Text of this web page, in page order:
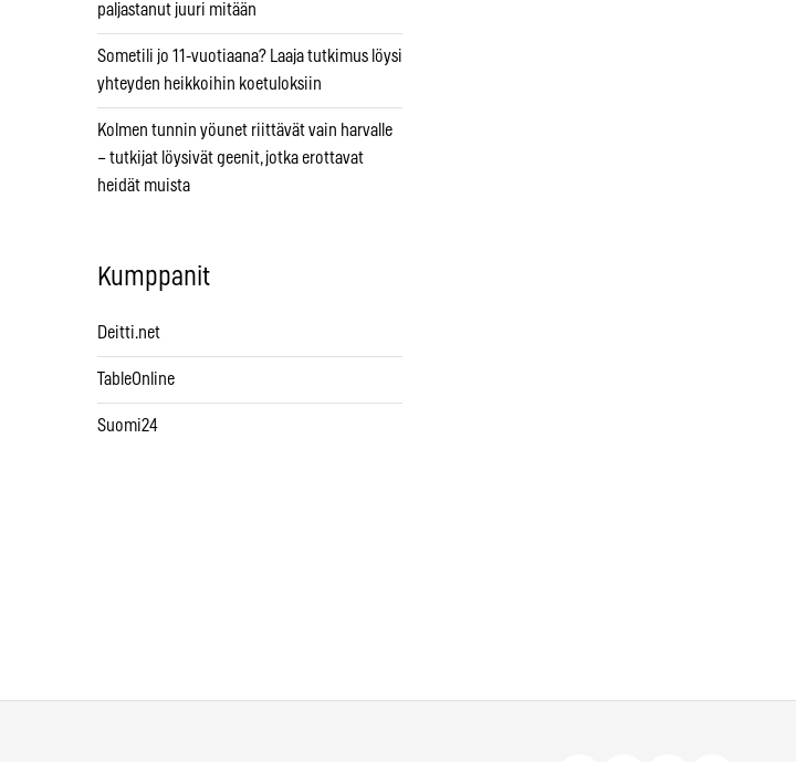
paljastanut juuri mitään
Sometili jo 11-vuotiaana? Laaja tutkimus löysi
yhteyden heikkoihin koetuloksiin
Kolmen tunnin yöunet riittävät vain harvalle
– tutkijat löysivät geenit, jotka erottavat
heidät muista
Kumppanit
Deitti.net
TableOnline
Suomi24